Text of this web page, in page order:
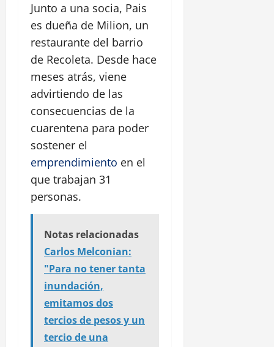
Junto a una socia, Pais
es dueña de Milion, un
restaurante del barrio
de Recoleta. Desde hace
meses atrás, viene
advirtiendo de las
consecuencias de la
cuarentena para poder
sostener el
emprendimiento en el
que trabajan 31
personas.
Notas relacionadas
Carlos Melconian:
"Para no tener tanta
inundación,
emitamos dos
tercios de pesos y un
tercio de una